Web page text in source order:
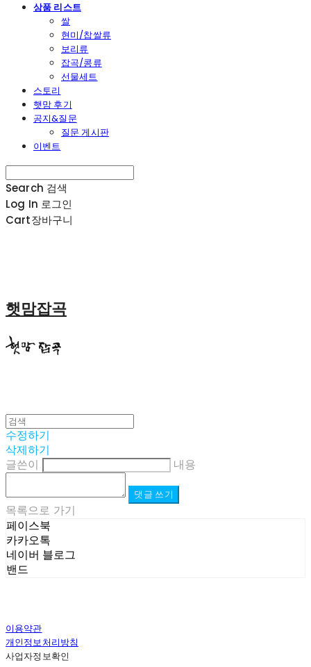
상품 리스트
쌀
현미/찹쌀류
보리류
잡곡/콩류
선물세트
스토리
햇맘 후기
공지&질문
질문 게시판
이벤트
Search 검색
Log In 로그인
Cart장바구니
햇맘잡곡
수정하기
삭제하기
글쓴이
내용
댓글 쓰기
목록으로 가기
페이스북
카카오톡
네이버 블로그
밴드
이용약관
개인정보처리방침
사업자정보확인